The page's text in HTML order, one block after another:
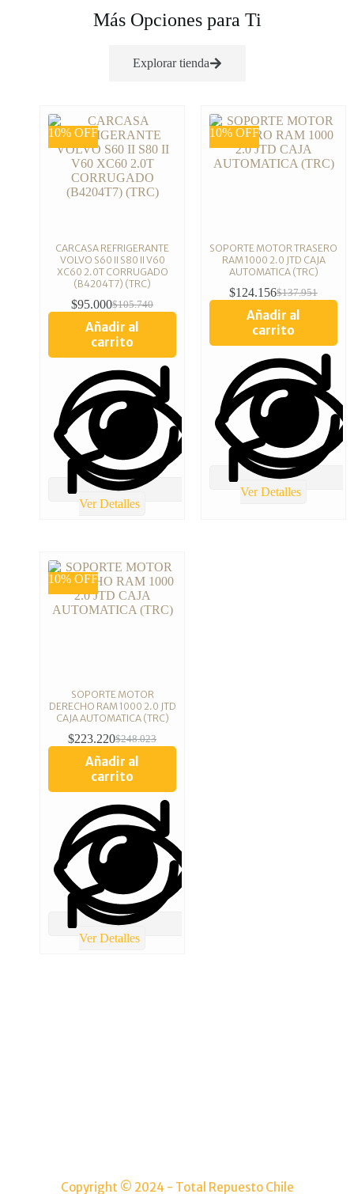
Más Opciones para Ti
Explorar tienda
10% OFF
CARCASA REFRIGERANTE
VOLVO S60 II S80 II V60
XC60 2.0T CORRUGADO
(B4204T7) (TRC)
$105.740
$95.000
Añadir al
carrito
Ver Detalles
10% OFF
SOPORTE MOTOR TRASERO
RAM 1000 2.0 JTD CAJA
AUTOMATICA (TRC)
$137.951
$124.156
Añadir al
carrito
Ver Detalles
10% OFF
SOPORTE MOTOR
DERECHO RAM 1000 2.0 JTD
CAJA AUTOMATICA (TRC)
$248.023
$223.220
Añadir al
carrito
Ver Detalles
Copyright © 2024 - Total Repuesto Chile